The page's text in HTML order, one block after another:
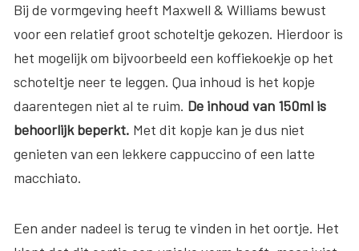
Bij de vormgeving heeft Maxwell & Williams bewust
voor een relatief groot schoteltje gekozen. Hierdoor is
het mogelijk om bijvoorbeeld een koffiekoekje op het
schoteltje neer te leggen. Qua inhoud is het kopje
daarentegen niet al te ruim. De inhoud van 150ml is
behoorlijk beperkt. Met dit kopje kan je dus niet
genieten van een lekkere cappuccino of een latte
macchiato.
Een ander nadeel is terug te vinden in het oortje. Het